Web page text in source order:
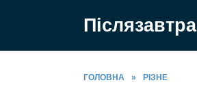
Післязавтра
ГОЛОВНА » РІЗНЕ